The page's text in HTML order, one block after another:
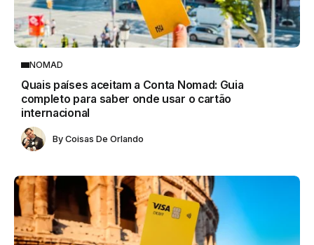
NOMAD
Quais países aceitam a Conta Nomad: Guia
completo para saber onde usar o cartão
internacional
By Coisas De Orlando